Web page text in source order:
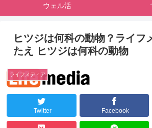
ウェル活
ヒツジは何科の動物？ライフ
たえ ヒツジは何科の動物
ライフメディア
Twitter Facebook